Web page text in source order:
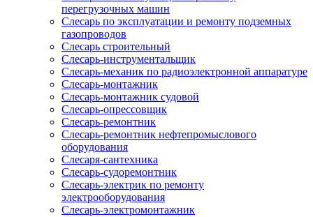
перегрузочных машин
Слесарь по эксплуатации и ремонту подземных
газопроводов
Слесарь строительный
Слесарь-инструментальщик
Слесарь-механик по радиоэлектронной аппаратуре
Слесарь-монтажник
Слесарь-монтажник судовой
Слесарь-опрессовщик
Слесарь-ремонтник
Слесарь-ремонтник нефтепромыслового
оборудования
Слесаря-сантехника
Слесарь-судоремонтник
Слесарь-электрик по ремонту
электрооборудования
Слесарь-электромонтажник